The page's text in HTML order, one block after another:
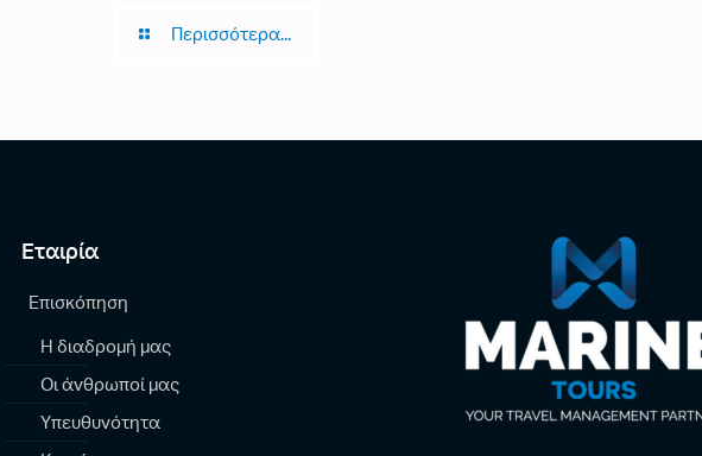
Περισσότερα...
Εταιρία
Επισκόπηση
Η διαδρομή μας
Οι άνθρωποί μας
Υπευθυνότητα